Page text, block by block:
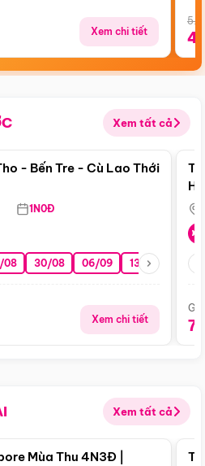
Xem chi tiết
Xem tất cả
Điểm nổi bật
- Bến Tre - Cù Lao Thới
1N0Đ
08 30/08 06/09 13/09 20/09
Xem chi tiết
Xem tất cả
Điểm nổi bật
Mùa Thu 4N3Đ |